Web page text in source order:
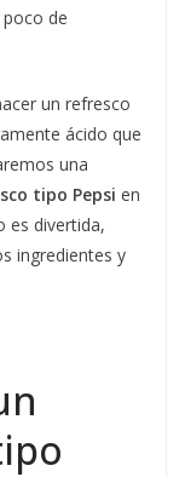
de
un refresco
ácido que
una
tipo Pepsi en
es divertida,
ingredientes y